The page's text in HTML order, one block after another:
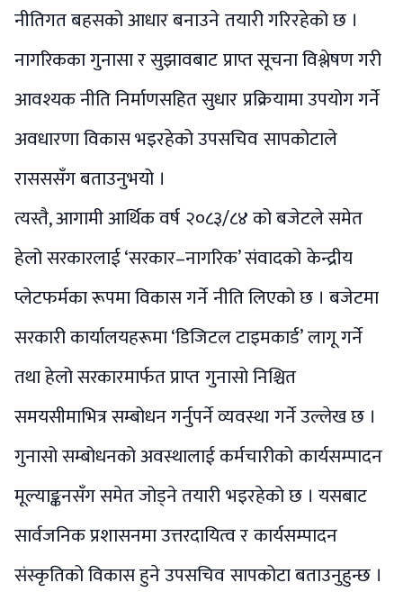
नीतिगत बहसको आधार बनाउने तयारी गरिरहेको छ ।
नागरिकका गुनासा र सुझावबाट प्राप्त सूचना विश्लेषण गरी
आवश्यक नीति निर्माणसहित सुधार प्रक्रियामा उपयोग गर्ने
अवधारणा विकास भइरहेको उपसचिव सापकोटाले
रासससँग बताउनुभयो ।
त्यस्तै, आगामी आर्थिक वर्ष २०८३/८४ को बजेटले समेत
हेलो सरकारलाई ‘सरकार–नागरिक’ संवादको केन्द्रीय
प्लेटफर्मका रूपमा विकास गर्ने नीति लिएको छ । बजेटमा
सरकारी कार्यालयहरूमा ‘डिजिटल टाइमकार्ड’ लागू गर्ने
तथा हेलो सरकारमार्फत प्राप्त गुनासो निश्चित
समयसीमाभित्र सम्बोधन गर्नुपर्ने व्यवस्था गर्ने उल्लेख छ ।
गुनासो सम्बोधनको अवस्थालाई कर्मचारीको कार्यसम्पादन
मूल्याङ्कनसँग समेत जोड्ने तयारी भइरहेको छ । यसबाट
सार्वजनिक प्रशासनमा उत्तरदायित्व र कार्यसम्पादन
संस्कृतिको विकास हुने उपसचिव सापकोटा बताउनुहुन्छ ।